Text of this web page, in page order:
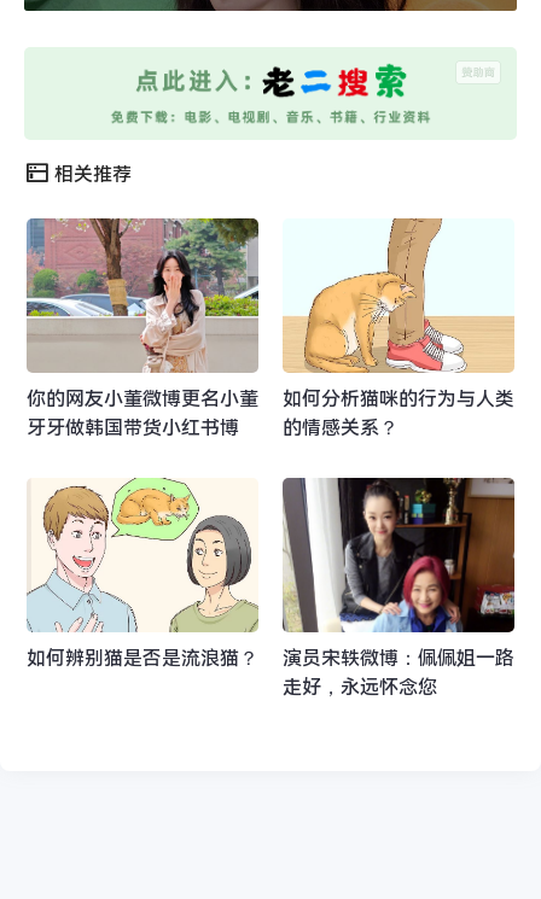
相关推荐
你的网友小董微博更名小董
牙牙做韩国带货小红书博
如何分析猫咪的行为与人类
的情感关系？
如何辨别猫是否是流浪猫？
演员宋轶微博：佩佩姐一路
走好，永远怀念您​​​